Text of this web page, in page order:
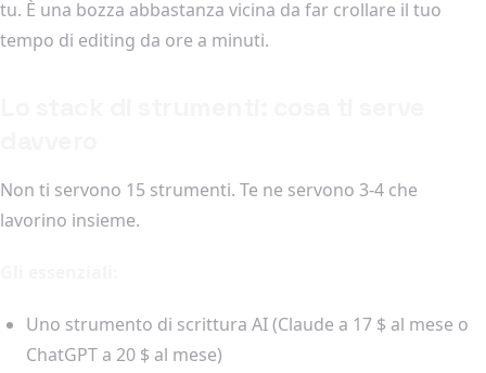
tu. È una bozza abbastanza vicina da far crollare il tuo
tempo di editing da ore a minuti.
Non ti servono 15 strumenti. Te ne servono 3-4 che
lavorino insieme.
Uno strumento di scrittura AI (Claude a 17 $ al mese o
ChatGPT a 20 $ al mese)